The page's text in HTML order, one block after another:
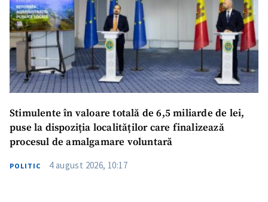
Stimulente în valoare totală de 6,5 miliarde de lei,
puse la dispoziția localităților care finalizează
procesul de amalgamare voluntară
POLITIC 4 august 2026, 10:17